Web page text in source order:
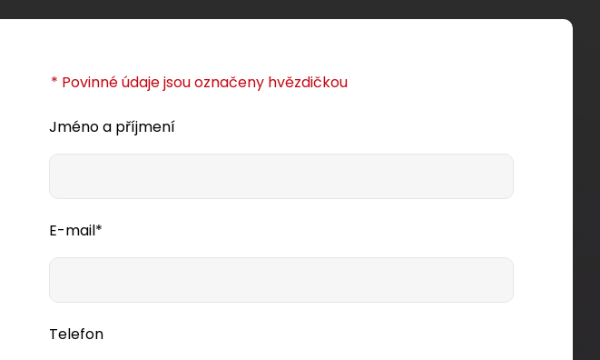
* Povinné údaje jsou označeny hvězdičkou
Jméno a příjmení
E-mail*
Telefon